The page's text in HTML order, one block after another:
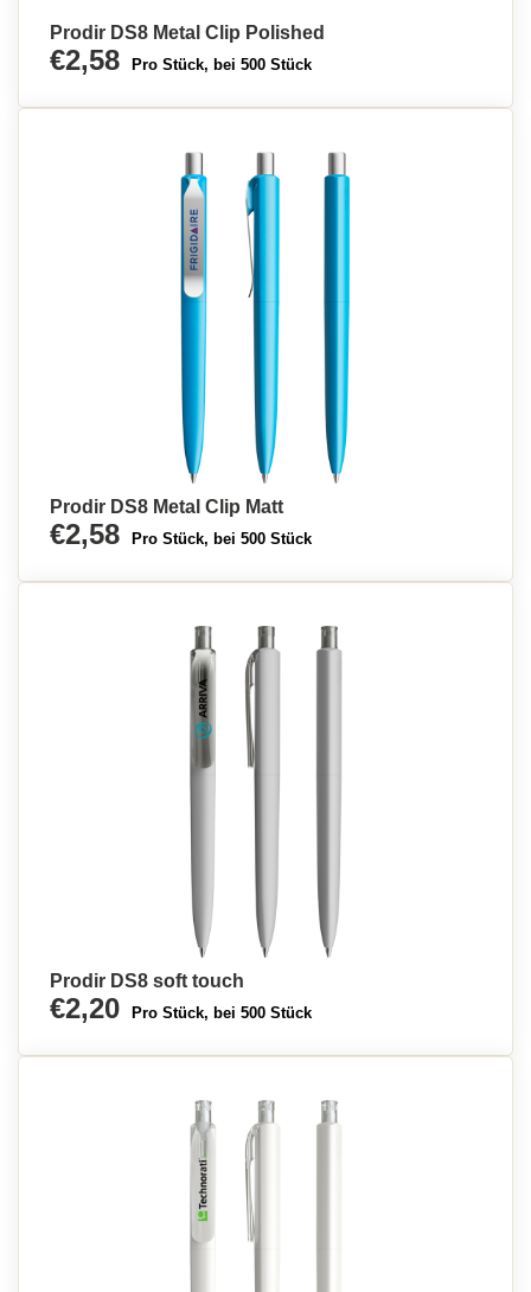
Prodir DS8 Metal Clip Polished
€2,58 Pro Stück, bei 500 Stück
Prodir DS8 Metal Clip Matt
€2,58 Pro Stück, bei 500 Stück
Prodir DS8 soft touch
€2,20 Pro Stück, bei 500 Stück